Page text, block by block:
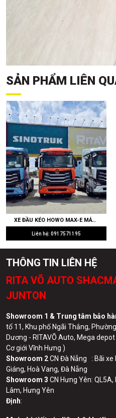
SẢN PHẨM LIÊN
XE ĐẦU KÉO HOWO MAX WEICHAI 430HP WP10.5H CẦU LÁP 4.111 RITAVO AUTO NHẬP KHẨU GIÁ TỐT
Liên hệ: 0917571195
THÔNG TIN LIÊN HỆ
RITA VÕ AUTO
JUNTON
Showroom 1 & Trung tâm bảo
tổ 11, Khu phố Ngãi Thắng,
Dương - RITAVÕ Auto, Mega
Cơ giới Vĩnh Hưng )
Showroom 2CN Đà Nẵng : Bãi xe
Giáng, Hoà Vang, Đà Nẵng
Showroom 3 CN Hưng Yên:
Lâm, Hưng
Định: